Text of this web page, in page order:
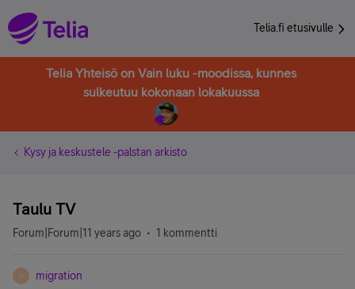
Telia.fi etusivulle
Telia Yhteisö on Vain luku -moodissa, kunnes
sulkeutuu kokonaan lokakuussa
Kysy ja keskustele -palstan arkisto
Taulu TV
Forum|Forum|11 years ago 1 kommentti
M migration